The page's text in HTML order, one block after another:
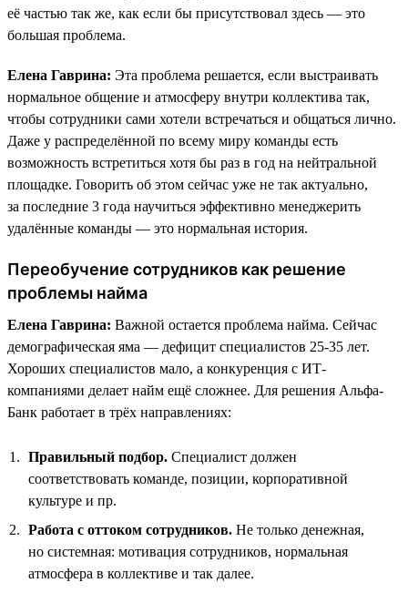
её частью так же, как если бы присутствовал здесь — это
большая проблема.
Елена Гаврина: Эта проблема решается, если выстраивать
нормальное общение и атмосферу внутри коллектива так,
чтобы сотрудники сами хотели встречаться и общаться лично.
Даже у распределённой по всему миру команды есть
возможность встретиться хотя бы раз в год на нейтральной
площадке. Говорить об этом сейчас уже не так актуально,
за последние 3 года научиться эффективно менеджерить
удалённые команды — это нормальная история.
Переобучение сотрудников как решение
проблемы найма
Елена Гаврина: Важной остается проблема найма. Сейчас
демографическая яма — дефицит специалистов 25-35 лет.
Хороших специалистов мало, а конкуренция с ИТ-
компаниями делает найм ещё сложнее. Для решения Альфа-
Банк работает в трёх направлениях:
Правильный подбор. Специалист должен
соответствовать команде, позиции, корпоративной
культуре и пр.
Работа с оттоком сотрудников. Не только денежная,
но системная: мотивация сотрудников, нормальная
атмосфера в коллективе и так далее.